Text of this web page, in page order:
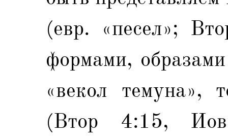
(евр. «песел»;
формами,
«векол темуна»,
(Втор 4:15,